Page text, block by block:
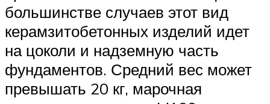
большинстве случаев этот вид
керамзитобетонных изделий идет
на цоколи и надземную часть
фундаментов. Средний вес может
превышать 20 кг, марочная